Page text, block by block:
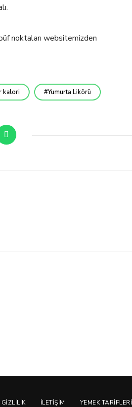
noktaları websitemizden
kalori Yumurta Likörü
GIZLILIK İLETIŞIM YEMEK TARIFLERI